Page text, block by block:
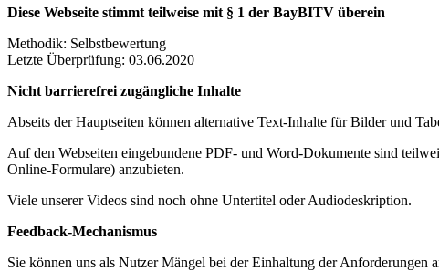
Diese Webseite stimmt teilweise mit § 1 der BayBITV überein
Methodik: Selbstbewertung
Letzte Überprüfung: 03.06.2020
Nicht barrierefrei zugängliche Inhalte
Abseits der Hauptseiten können alternative Text-Inhalte für Bilder und
Auf den Webseiten eingebundene PDF- und Word-Dokumente sind
Online-Formulare) anzubieten.
Viele unserer Videos sind noch ohne Untertitel oder Audiodeskription.
Feedback-Mechanismus
Sie können uns als Nutzer Mängel bei der Einhaltung der